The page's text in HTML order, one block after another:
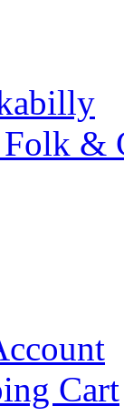
Folk &
Cart